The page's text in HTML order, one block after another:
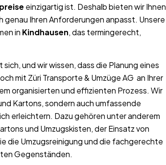
einzigartig ist. Deshalb bieten wir Ihnen
genau Ihren Anforderungen anpasst. Unsere
in Kindhausen, das termingerecht,
und wir wissen, dass die Planung eines
mit Züri Transporte & Umzüge AG an Ihrer
organisierten und effizienten Prozess. Wir
Kartons, sondern auch umfassende
erleichtern. Dazu gehören unter anderem
und Umzugskisten, der Einsatz von
die Umzugsreinigung und die fachgerechte
Gegenständen.